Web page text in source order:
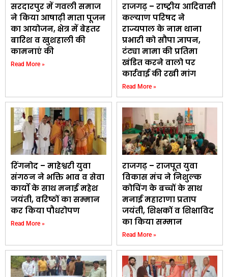
सरदारपुर में गवली समाज
ने किया आषाढ़ी माता पूजन
का आयोजन, क्षेत्र में बेहतर
बारिश व खुशहाली की
कामनाएं की
Read More »
राजगढ़ – राष्ट्रीय आदिवासी
कल्याण परिषद ने
राज्यपाल के नाम थाना
प्रभारी को सौपा ज्ञापन,
टंट्या मामा की प्रतिमा
खंडित करने वालो पर
कार्रवाई की रखी मांग
Read More »
रिंगनोद – माहेश्वरी युवा
संगठन ने भक्ति भाव व सेवा
कार्यो के साथ मनाई महेश
जयंती, वरिष्ठों का सम्मान
कर किया पौधरोपण
Read More »
राजगढ़ – राजपूत युवा
विकास मंच ने निशुल्क
कोचिंग के बच्चों के साथ
मनाई महाराणा प्रताप
जयंती, शिक्षकों व शिक्षाविद
का किया सम्मान
Read More »